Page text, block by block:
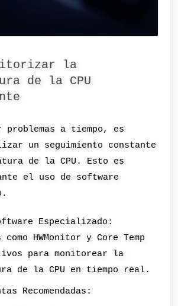
la
de la CPU
problemas a tiempo, es
un seguimiento constante
de la CPU. Esto es
el uso de software
Especializado:
como HWMonitor y Core Temp
para monitorear la
de la CPU en tiempo real.
Recomendadas: